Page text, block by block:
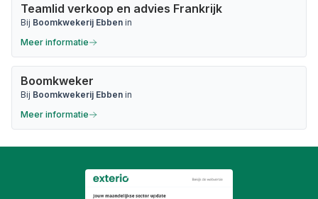
Teamlid verkoop en advies Frankrijk
Bij Boomkwekerij Ebben in
Meer informatie
Boomkweker
Bij Boomkwekerij Ebben in
Meer informatie